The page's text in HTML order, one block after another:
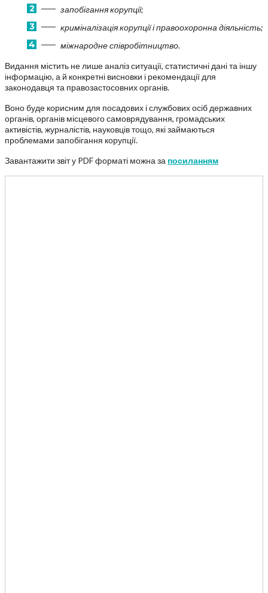
запобігання корупції;
криміналізація корупції і правоохоронна діяльність;
міжнародне співробітництво.
Видання містить не лише аналіз ситуації, статистичні дані та іншу
інформацію, а й конкретні висновки і рекомендації для
законодавця та правозастосовних органів.
Воно буде корисним для посадових і службових осіб державних
органів, органів місцевого самоврядування, громадських
активістів, журналістів, науковців тощо, які займаються
проблемами запобігання корупції.
Завантажити звіт у PDF форматі можна за посиланням